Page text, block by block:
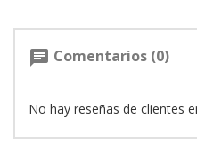
chat Comentarios (0)
No hay reseñas de clientes